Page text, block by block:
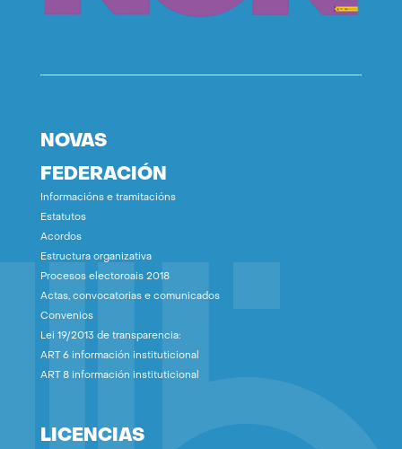
NOVAS
FEDERACIÓN
Informacións e tramitacións
Estatutos
Acordos
Estructura organizativa
Procesos electoroais 2018
Actas, convocatorias e comunicados
Convenios
Lei 19/2013 de transparencia:
ART 6 información instituticional
ART 8 información instituticional
LICENCIAS